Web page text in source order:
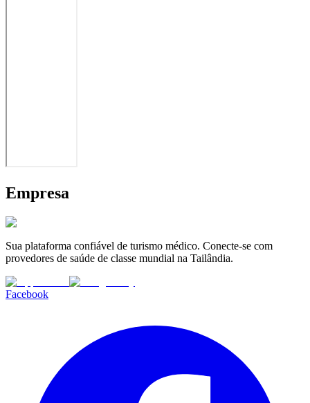
Empresa
Sua plataforma confiável de turismo médico. Conecte-se com
provedores de saúde de classe mundial na Tailândia.
Facebook